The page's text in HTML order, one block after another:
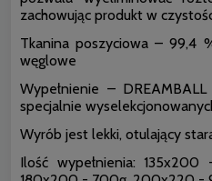
zachowując produkt w
Tkanina poszyciowa – 99,4
węglowe
Wypełnienie –
specjalnie
Wyrób jest lekki, otulający
Ilość wypełnienia: